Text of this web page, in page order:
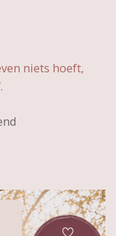
niets hoeft,